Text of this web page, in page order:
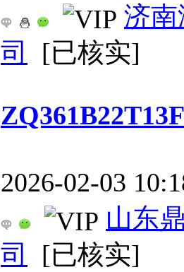
济
司
[已核实]
2026-02-03
山东
司
[已核实]